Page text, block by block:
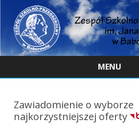
MENU
Zawiadomienie o wyborze
najkorzystniejszej oferty